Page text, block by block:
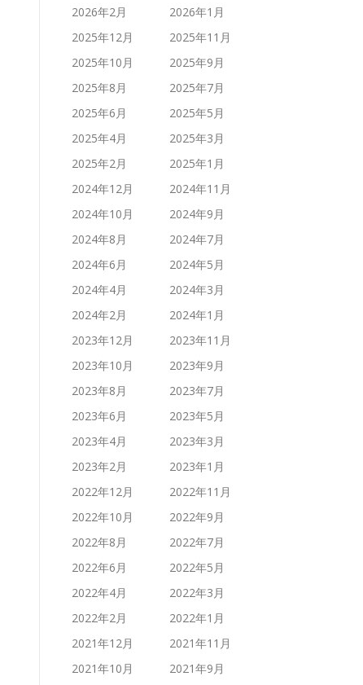
2026年2月
2026年1月
2025年12月
2025年11月
2025年10月
2025年9月
2025年8月
2025年7月
2025年6月
2025年5月
2025年4月
2025年3月
2025年2月
2025年1月
2024年12月
2024年11月
2024年10月
2024年9月
2024年8月
2024年7月
2024年6月
2024年5月
2024年4月
2024年3月
2024年2月
2024年1月
2023年12月
2023年11月
2023年10月
2023年9月
2023年8月
2023年7月
2023年6月
2023年5月
2023年4月
2023年3月
2023年2月
2023年1月
2022年12月
2022年11月
2022年10月
2022年9月
2022年8月
2022年7月
2022年6月
2022年5月
2022年4月
2022年3月
2022年2月
2022年1月
2021年12月
2021年11月
2021年10月
2021年9月